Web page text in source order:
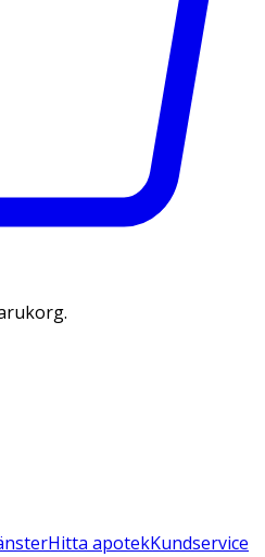
Hitta apotekKundservice